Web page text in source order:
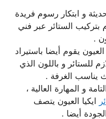
و ابتكار رسوم فريدة
بتركيب الستائر عبر فني
.
يقوم أيضا باستيراد
للستائر و باللون الذي
يناسب الغرفة .
و المهارة العالية ،
ايكيا العيون يتصف
أيضا .